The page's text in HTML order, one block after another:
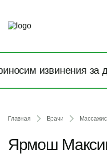
извинения за
Главная Врачи
Ярмош